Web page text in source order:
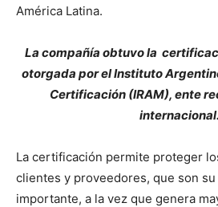
América Latina.
La compañía obtuvo la
otorgada por el Instituto
Certificación (IRAM), ente
internacional.
La certificación permite proteger
clientes y proveedores, que son su
importante, a la vez que genera